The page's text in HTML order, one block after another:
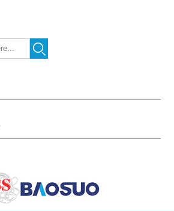
